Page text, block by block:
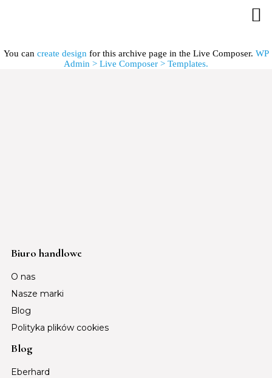
You can create design for this archive page in the Live Composer. WP
Admin > Live Composer > Templates.
Biuro handlowe
O nas
Nasze marki
Blog
Polityka plików cookies
Blog
Eberhard